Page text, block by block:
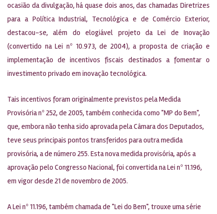
ocasião da divulgação, há quase dois anos, das chamadas Diretrizes
para a Política Industrial, Tecnológica e de Comércio Exterior,
destacou-se, além do elogiável projeto da Lei de Inovação
(convertido na Lei nº 10.973, de 2004), a proposta de criação e
implementação de incentivos fiscais destinados a fomentar o
investimento privado em inovação tecnológica.
Tais incentivos foram originalmente previstos pela Medida
Provisória nº 252, de 2005, também conhecida como "MP do Bem",
que, embora não tenha sido aprovada pela Câmara dos Deputados,
teve seus principais pontos transferidos para outra medida
provisória, a de número 255. Esta nova medida provisória, após a
aprovação pelo Congresso Nacional, foi convertida na Lei nº 11.196,
em vigor desde 21 de novembro de 2005.
A Lei nº 11.196, também chamada de "Lei do Bem", trouxe uma série